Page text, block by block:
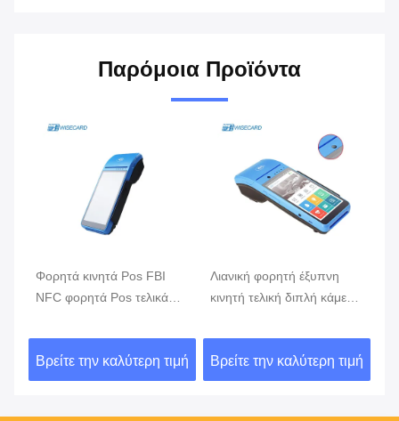
Παρόμοια Προϊόντα
Φορητά κινητά Pos FBI
NFC φορητά Pos τελικά
5800mAh
Βρείτε την καλύτερη τιμή
Λιανική φορητή έξυπνη
κινητή τελική διπλή κάμερα
Βρείτε την καλύτερη τιμή